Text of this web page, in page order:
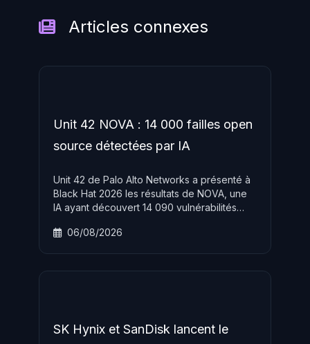
Articles connexes
Unit 42 NOVA : 14 000 failles open
source détectées par IA
Unit 42 de Palo Alto Networks a présenté à
Black Hat 2026 les résultats de NOVA, une
IA ayant découvert 14 090 vulnérabilités
dont 39,7 % classées Haute ou Critique en
06/08/2026
SK Hynix et SanDisk lancent le